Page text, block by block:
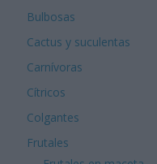
Bulbosas
Cactus y suculentas
Carnívoras
Cítricos
Colgantes
Frutales